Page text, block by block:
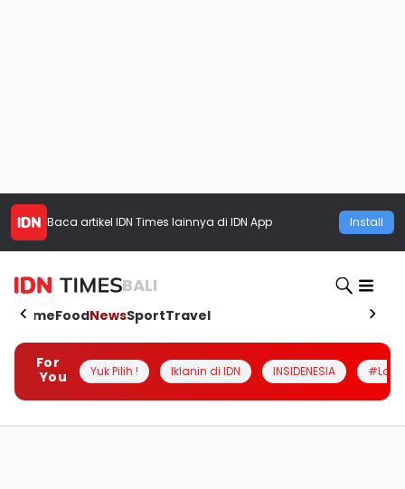
Baca artikel IDN Times lainnya di IDN App Install
BALI
HomeFoodNewsSportTravel
For
You
Yuk Pilih ! Iklanin di IDN INSIDENESIA